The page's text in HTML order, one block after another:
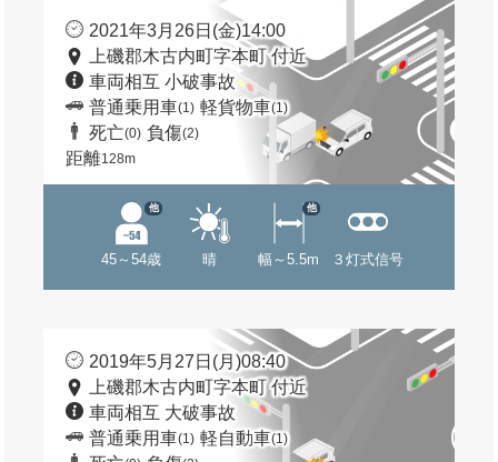
2021年3月26日(金)14:00
上磯郡木古内町字本町 付近
車両相互 小破事故
普通乗用車(1) 軽貨物車(1)
死亡(0) 負傷(2)
距離128m
45～54歳
他
晴 幅～5.5m
他
３灯式信号
2019年5月27日(月)08:40
上磯郡木古内町字本町 付近
車両相互 大破事故
普通乗用車(1) 軽自動車(1)